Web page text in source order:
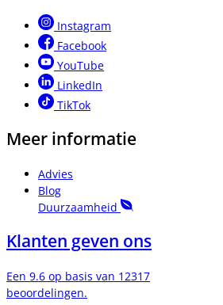
Instagram
Facebook
YouTube
LinkedIn
TikTok
Meer informatie
Advies
Blog
Duurzaamheid
Klanten geven ons
Een 9.6 op basis van 12317
beoordelingen.